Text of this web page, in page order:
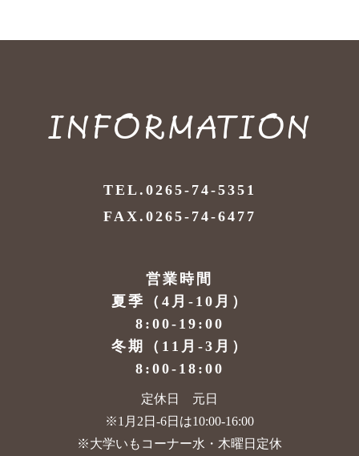
INFORMATION
TEL.0265-74-5351
FAX.0265-74-6477
営業時間
夏季（4月-10月）
8:00-19:00
冬期（11月-3月）
8:00-18:00
定休日 元日
※1月2日-6日は10:00-16:00
※大学いもコーナー水・木曜日定休